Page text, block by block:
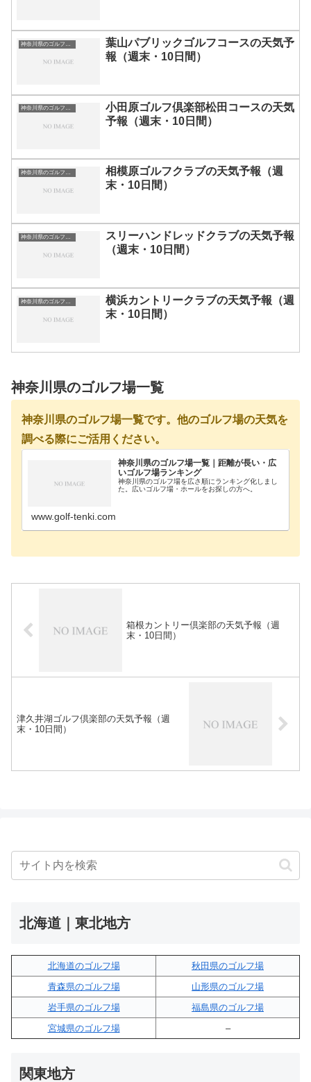
葉山パブリックゴルフコースの天気予
報（週末・10日間）
神奈川県のゴルフ場一覧｜距離が長い・広いゴルフ場ランキング
小田原ゴルフ倶楽部松田コースの天気
予報（週末・10日間）
神奈川県のゴルフ場一覧｜距離が長い・広いゴルフ場ランキング
相模原ゴルフクラブの天気予報（週
末・10日間）
神奈川県のゴルフ場一覧｜距離が長い・広いゴルフ場ランキング
スリーハンドレッドクラブの天気予報
（週末・10日間）
神奈川県のゴルフ場一覧｜距離が長い・広いゴルフ場ランキング
横浜カントリークラブの天気予報（週
末・10日間）
神奈川県のゴルフ場一覧
神奈川県のゴルフ場一覧です。他のゴルフ場の天気を
調べる際にご活用ください。
神奈川県のゴルフ場一覧｜距離が長い・広
いゴルフ場ランキング
神奈川県のゴルフ場を広さ順にランキング化しまし
た。広いゴルフ場・ホールをお探しの方へ。
www.golf-tenki.com
箱根カントリー倶楽部の天気予報（週
末・10日間）
津久井湖ゴルフ倶楽部の天気予報（週
末・10日間）
北海道｜東北地方
北海道のゴルフ場
秋田県のゴルフ場
青森県のゴルフ場
山形県のゴルフ場
岩手県のゴルフ場
福島県のゴルフ場
宮城県のゴルフ場
–
関東地方